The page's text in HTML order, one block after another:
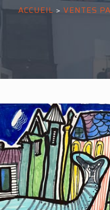
ACCUEIL > VENTES